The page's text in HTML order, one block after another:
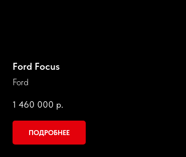
Ford Focus
Ford
1 460 000 р.
ПОДРОБНЕЕ